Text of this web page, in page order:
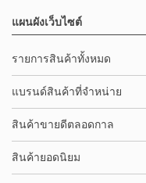
แผนผังเว็บไซต์
รายการสินค้าทั้งหมด
แบรนด์สินค้าที่จำหน่าย
สินค้าขายดีตลอดกาล
สินค้ายอดนิยม